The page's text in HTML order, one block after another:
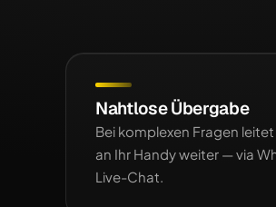
Nahtlose Übergabe
Bei komplexen Fragen
an Ihr Handy weiter — via
Live-Chat.